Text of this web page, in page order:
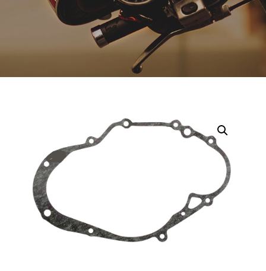
Originele AGM-onderdelen
Originele BTC-onderdelen
Originele Peugeot-onderdelen
Originele Piaggio/Vespa-onderdelen
Overbrenging